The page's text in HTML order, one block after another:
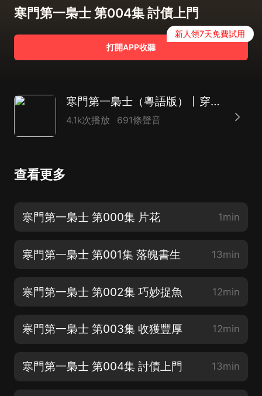
寒門第一梟士 第004集 討債上門
打開APP收聽
新人領7天免費試用
寒門第一梟士（粵語版）丨穿越種田逆襲|熱血權謀爽文
4.1k次播放 691條聲音
查看更多
寒門第一梟士 第000集 片花 1min
寒門第一梟士 第001集 落魄書生 13min
寒門第一梟士 第002集 巧妙捉魚 12min
寒門第一梟士 第003集 收獲豐厚 12min
寒門第一梟士 第004集 討債上門 13min